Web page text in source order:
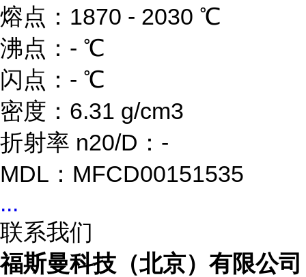
熔点：1870 - 2030 ℃
沸点：- ℃
闪点：- ℃
密度：6.31 g/cm3
折射率 n20/D：-
MDL：MFCD00151535
...
联系我们
福斯曼科技（北京）有限公司